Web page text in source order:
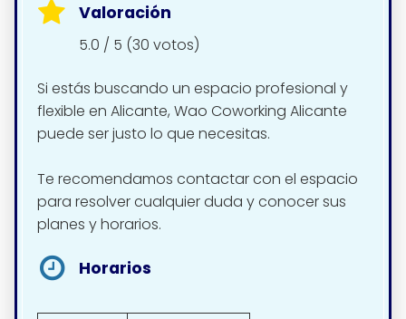
Valoración
5.0 / 5 (30 votos)
Si estás buscando un espacio profesional y
flexible en Alicante, Wao Coworking Alicante
puede ser justo lo que necesitas.
Te recomendamos contactar con el espacio
para resolver cualquier duda y conocer sus
planes y horarios.
Horarios